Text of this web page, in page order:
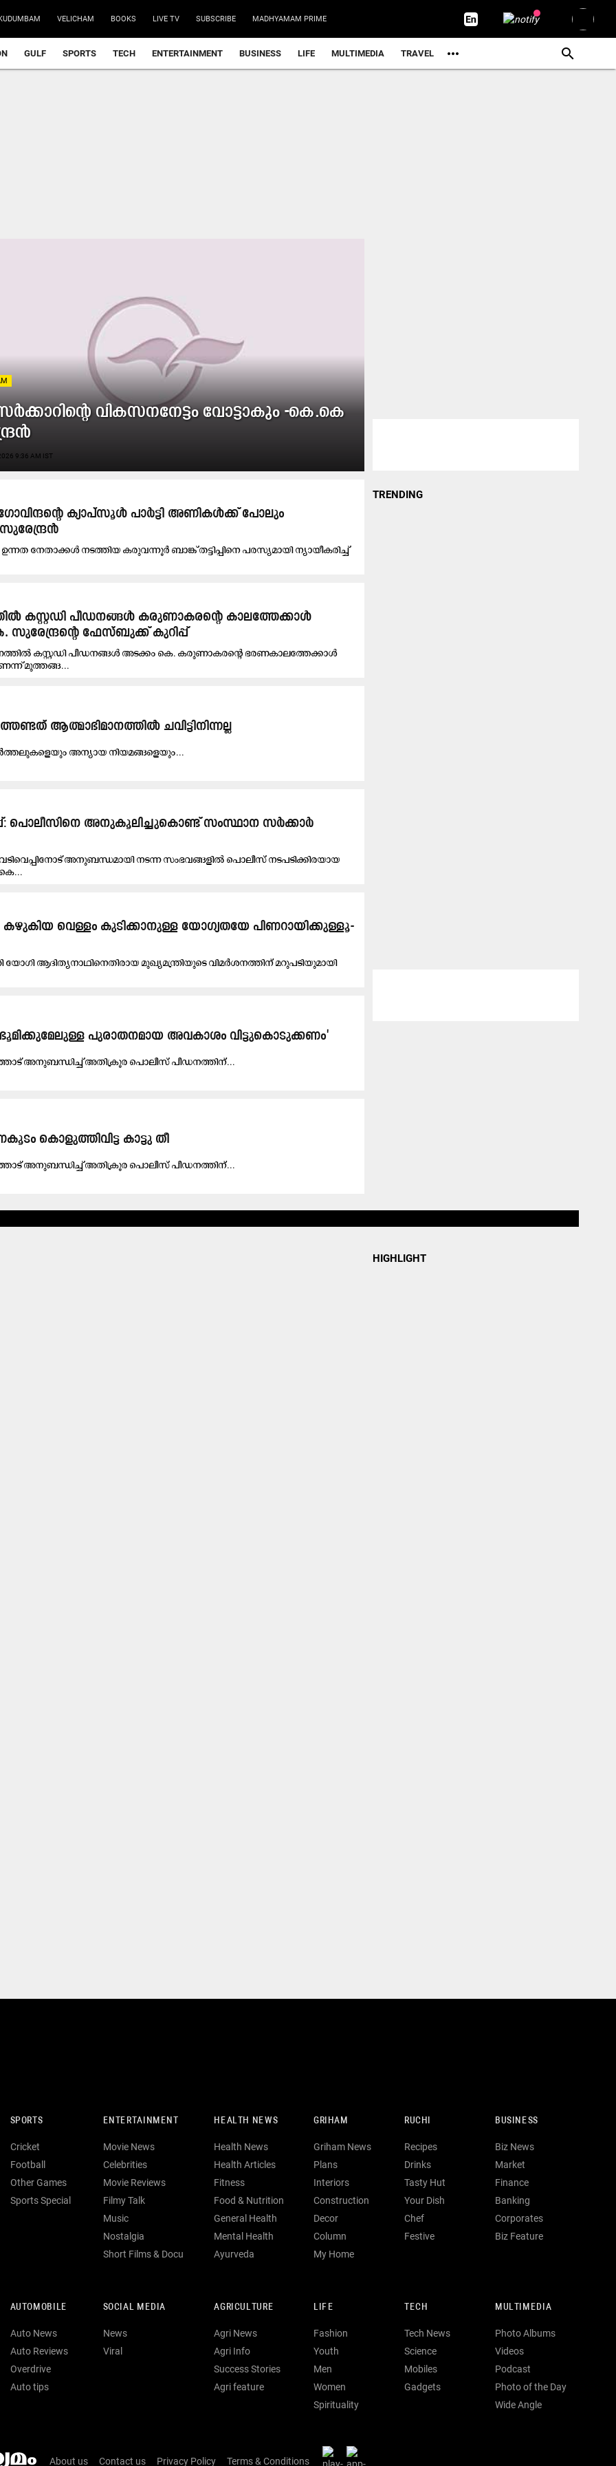
VELICHAM BOOKS LIVE TV SUBSCRIBE MADHYAMAM PRIME
GULF SPORTS TECH ENTERTAINMENT BUSINESS LIFE MULTIMEDIA TRAVEL
വി​ക​സ​ന​നേ​ട്ടം വോ​ട്ടാ​കും -കെ.​കെ
9:36 AM IST
ഗോവിന്ദന്റെ ക്യാപ്സൂൾ പാർട്ടി അണികൾക്ക് പോലും
നേതാക്കൾ നടത്തിയ കരുവന്നൂർ ബാങ്ക് തട്ടിപ്പിനെ പരസ്യമായി ന്യായീകരിച്ച്
കസ്റ്റഡി പീഡനങ്ങൾ കരുണാകരന്റെ കാലത്തേക്കാൾ
സുരേന്ദ്രന്റെ ഫേസ്ബുക്ക് കുറിപ്പ്
കസ്റ്റഡി പീഡനങ്ങൾ അടക്കം കെ. കരുണാകരന്റെ ഭരണകാലത്തേക്കാൾ
മുത്തങ്ങ...
ആത്മാഭിമാനത്തിൽ ചവിട്ടിനിന്നല്ല
അ​​ന്യാ​​യ നി​​യ​​മ​​ങ്ങ​​ളെ​​യും...
പൊലീസിനെ അനുകൂലിച്ചുകൊണ്ട് സംസ്ഥാന സർക്കാർ
അനുബന്ധമായി നടന്ന സംഭവങ്ങളിൽ പൊലീസ് നടപടിക്കിരയായ
വെള്ളം കുടിക്കാനുള്ള യോഗ്യതയേ പിണറായിക്കുള്ളൂ-
യോഗി ആദിത്യനാഥിനെതിരായ മുഖ്യമന്ത്രിയുടെ വിമർശനത്തിന് മറുപടിയുമായി
പു​​രാ​​ത​​ന​​മാ​​യ അ​​വ​​കാ​​ശം വി​​ട്ടു​കൊ​​ടു​​ക്ക​ണം'
അനു​​​ബ​​​ന്ധി​​​ച്ച് അ​​​തിക്രൂ​​​ര​ പൊ​​ലീ​​സ് പീ​​​ഡ​​​ന​​​ത്തി​​​ന്...
കൊളുത്തിവിട്ട കാട്ടു തീ
അനു​​​ബ​​​ന്ധി​​​ച്ച് അ​​​തിക്രൂ​​​ര​ പൊ​​ലീസ് പീ​​​ഡ​​​ന​​​ത്തി​​​ന്...
TRENDING
HIGHLIGHT
SPORTS
Cricket
Football
Other Games
Sports Special
ENTERTAINMENT
Movie News
Celebrities
Movie Reviews
Filmy Talk
Music
Nostalgia
Short Films & Docu
HEALTH NEWS
Health News
Health Articles
Fitness
Food & Nutrition
General Health
Mental Health
Ayurveda
GRIHAM
Griham News
Plans
Interiors
Construction
Decor
Column
My Home
RUCHI
Recipes
Drinks
Tasty Hut
Your Dish
Chef
Festive
BUSINESS
Biz News
Market
Finance
Banking
Corporates
Biz Feature
AUTOMOBILE
Auto News
Auto Reviews
Overdrive
Auto tips
SOCIAL MEDIA
News
Viral
AGRICULTURE
Agri News
Agri Info
Success Stories
Agri feature
LIFE
Fashion
Youth
Men
Women
Spirituality
TECH
Tech News
Science
Mobiles
Gadgets
MULTIMEDIA
Photo Albums
Videos
Podcast
Photo of the Day
Wide Angle
About us Contact us Privacy Policy Terms & Conditions